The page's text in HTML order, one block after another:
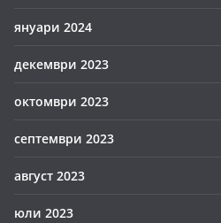
януари 2024
декември 2023
октомври 2023
септември 2023
август 2023
юли 2023